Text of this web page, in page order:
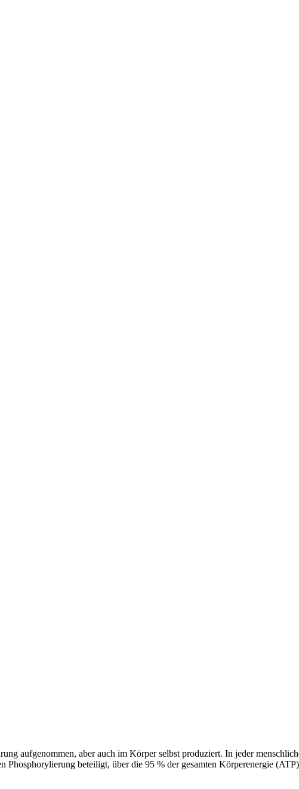
aufgenommen, aber auch im Körper selbst produziert. In jeder
beteiligt, über die 95 % der gesamten Körperenergie